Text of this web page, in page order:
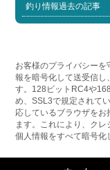
釣り情報過去の記事
お客様のプライバシー
報を暗号化して送受信
す。128ビットRC4や
め、SSL3で規定されて
応しているブラウザを
ます。これにより、ク
個人情報をすべて暗号化